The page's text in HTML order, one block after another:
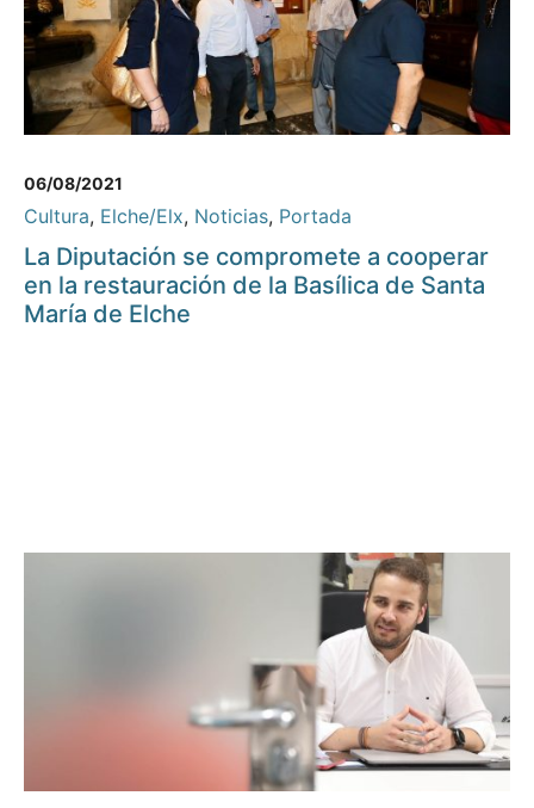
06/08/2021
Cultura, Elche/Elx, Noticias, Portada
La Diputación se compromete a cooperar
en la restauración de la Basílica de Santa
María de Elche